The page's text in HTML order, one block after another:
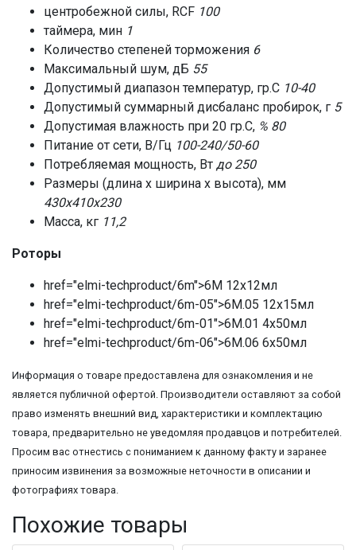
центробежной силы, RCF 100
таймера, мин 1
Количество степеней торможения 6
Максимальный шум, дБ 55
Допустимый диапазон температур, гр.С 10-40
Допустимый суммарный дисбаланс пробирок, г 5
Допустимая влажность при 20 гр.С, % 80
Питание от сети, В/Гц 100-240/50-60
Потребляемая мощность, Вт до 250
Размеры (длина х ширина х высота), мм
430х410х230
Масса, кг 11,2
Роторы
href="elmi-techproduct/6m">6М 12х12мл
href="elmi-techproduct/6m-05">6М.05 12х15мл
href="elmi-techproduct/6m-01">6М.01 4х50мл
href="elmi-techproduct/6m-06">6М.06 6х50мл
Информация о товаре предоставлена для ознакомления и не
является публичной офертой. Производители оставляют за собой
право изменять внешний вид, характеристики и комплектацию
товара, предварительно не уведомляя продавцов и потребителей.
Просим вас отнестись с пониманием к данному факту и заранее
приносим извинения за возможные неточности в описании и
фотографиях товара.
Похожие товары